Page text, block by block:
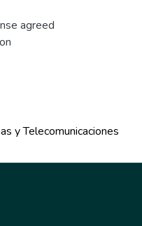
agreed
y Telecomunicaciones